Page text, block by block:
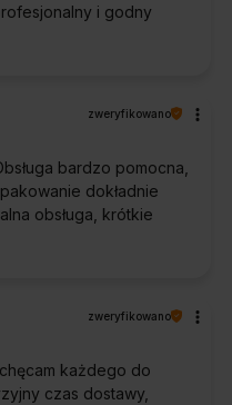
i godny
zweryfikowano
bardzo pomocna,
dokładnie
obsługa, krótkie
zweryfikowano
każdego do
czas dostawy,